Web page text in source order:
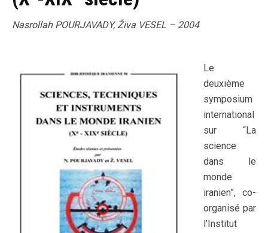
Nasrollah POURJAVADY, Živa VESEL – 2004
Le
deuxième
symposium
international
sur “La
science
dans le
monde
iranien”, co-
organisé par
l’Institut